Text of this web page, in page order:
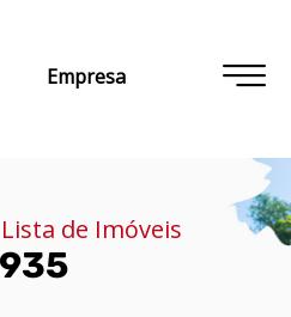
Empresa
de Imóveis